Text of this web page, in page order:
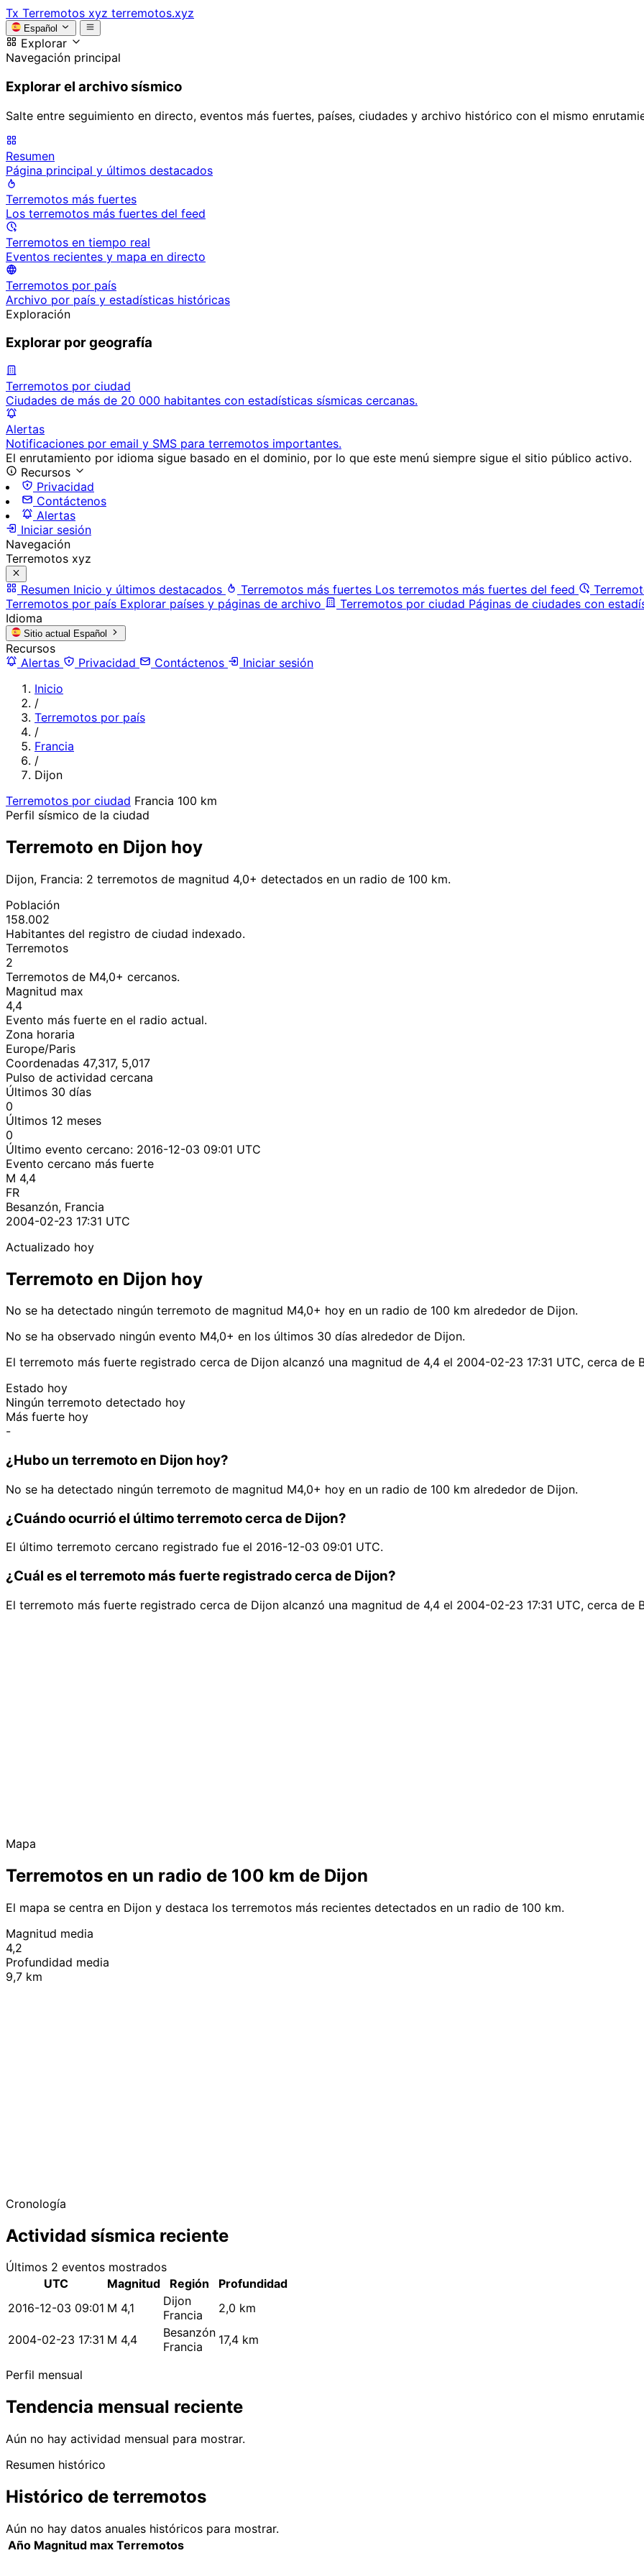
Tx Terremotos xyz terremotos.xyz
Español
Explorar
Navegación principal
Explorar el archivo sísmico
Salte entre seguimiento en directo, eventos más fuertes, países, ciudades y archivo histórico con el mismo
Resumen
Página principal y últimos destacados
Terremotos más fuertes
Los terremotos más fuertes del feed
Terremotos en tiempo real
Eventos recientes y mapa en directo
Terremotos por país
Archivo por país y estadísticas históricas
Exploración
Explorar por geografía
Terremotos por ciudad
Ciudades de más de 20 000 habitantes con estadísticas sísmicas cercanas.
Alertas
Notificaciones por email y SMS para terremotos importantes.
El enrutamiento por idioma sigue basado en el dominio, por lo que este menú siempre sigue el sitio público activo.
Recursos
Privacidad
Contáctenos
Alertas
Iniciar sesión
Navegación
Terremotos xyz
Resumen Inicio y últimos destacados Terremotos más fuertes Los terremotos más fuertes del feed
Terremotos por país Explorar países y páginas de archivo Terremotos por ciudad Páginas de ciudades con
Idioma
Sitio actual Español
Recursos
Alertas
Privacidad Contáctenos
Iniciar sesión
Inicio
/
Terremotos por país
/
Francia
/
Dijon
Terremotos por ciudad Francia 100 km
Perfil sísmico de la ciudad
Terremoto en Dijon hoy
Dijon, Francia: 2 terremotos de magnitud 4,0+ detectados en un radio de 100 km.
Población
158.002
Habitantes del registro de ciudad indexado.
Terremotos
2
Terremotos de M4,0+ cercanos.
Magnitud max
4,4
Evento más fuerte en el radio actual.
Zona horaria
Europe/Paris
Coordenadas 47,317, 5,017
Pulso de actividad cercana
Últimos 30 días
0
Últimos 12 meses
0
Último evento cercano: 2016-12-03 09:01 UTC
Evento cercano más fuerte
M 4,4
FR
Besanzón, Francia
2004-02-23 17:31 UTC
Actualizado hoy
Terremoto en Dijon hoy
No se ha detectado ningún terremoto de magnitud M4,0+ hoy en un radio de 100 km alrededor de Dijon.
No se ha observado ningún evento M4,0+ en los últimos 30 días alrededor de Dijon.
El terremoto más fuerte registrado cerca de Dijon alcanzó una magnitud de 4,4 el 2004-02-23 17:31 UTC, cerca de
Estado hoy
Ningún terremoto detectado hoy
Más fuerte hoy
-
¿Hubo un terremoto en Dijon hoy?
No se ha detectado ningún terremoto de magnitud M4,0+ hoy en un radio de 100 km alrededor de Dijon.
¿Cuándo ocurrió el último terremoto cerca de Dijon?
El último terremoto cercano registrado fue el 2016-12-03 09:01 UTC.
¿Cuál es el terremoto más fuerte registrado cerca de Dijon?
El terremoto más fuerte registrado cerca de Dijon alcanzó una magnitud de 4,4 el 2004-02-23 17:31 UTC, cerca de
Mapa
Terremotos en un radio de 100 km de Dijon
El mapa se centra en Dijon y destaca los terremotos más recientes detectados en un radio de 100 km.
Magnitud media
4,2
Profundidad media
9,7 km
Cronología
Actividad sísmica reciente
Últimos 2 eventos mostrados
UTC
Magnitud Región
Profundidad
2016-12-03 09:01 M 4,1
Dijon
Francia
2,0 km
2004-02-23 17:31 M 4,4
Besanzón
Francia
17,4 km
Perfil mensual
Tendencia mensual reciente
Aún no hay actividad mensual para mostrar.
Resumen histórico
Histórico de terremotos
Aún no hay datos anuales históricos para mostrar.
Año Magnitud max Terremotos